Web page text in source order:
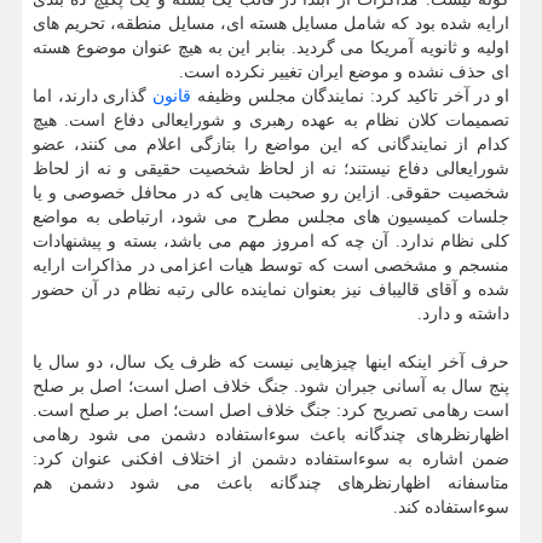
ارایه شده بود که شامل مسایل هسته ای، مسایل منطقه، تحریم های
اولیه و ثانویه آمریکا می گردید. بنابر این به هیچ عنوان موضوع هسته
ای حذف نشده و موضع ایران تغییر نکرده است.
او در آخر تاکید کرد: نمایندگان مجلس وظیفه قانون گذاری دارند، اما
تصمیمات کلان نظام به عهده رهبری و شورایعالی دفاع است. هیچ
کدام از نمایندگانی که این مواضع را بتازگی اعلام می کنند، عضو
شورایعالی دفاع نیستند؛ نه از لحاظ شخصیت حقیقی و نه از لحاظ
شخصیت حقوقی. ازاین رو صحبت هایی که در محافل خصوصی و یا
جلسات کمیسیون های مجلس مطرح می شود، ارتباطی به مواضع
کلی نظام ندارد. آن چه که امروز مهم می باشد، بسته و پیشنهادات
منسجم و مشخصی است که توسط هیات اعزامی در مذاکرات ارایه
شده و آقای قالیباف نیز بعنوان نماینده عالی رتبه نظام در آن حضور
داشته و دارد.
حرف آخر اینکه اینها چیزهایی نیست که ظرف یک سال، دو سال یا
پنج سال به آسانی جبران شود. جنگ خلاف اصل است؛ اصل بر صلح
است رهامی تصریح کرد: جنگ خلاف اصل است؛ اصل بر صلح است.
اظهارنظرهای چندگانه باعث سوءاستفاده دشمن می شود رهامی
ضمن اشاره به سوءاستفاده دشمن از اختلاف افکنی عنوان کرد:
متاسفانه اظهارنظرهای چندگانه باعث می شود دشمن هم
سوءاستفاده کند.